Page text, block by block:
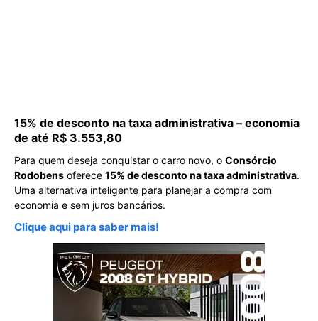
15% de desconto na taxa administrativa – economia
de até R$ 3.553,80
Para quem deseja conquistar o carro novo, o Consórcio
Rodobens oferece 15% de desconto na taxa administrativa.
Uma alternativa inteligente para planejar a compra com
economia e sem juros bancários.
Clique aqui para saber mais!